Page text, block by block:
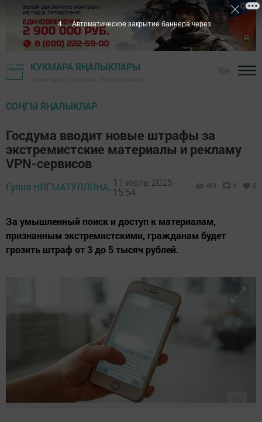
КУКМАРА ЯҢАЛЫКЛАРЫ
СОҢГЫ ЯҢАЛЫКЛАР
Госдума вводит новые штрафы за
экстремистские материалы и рекламу
VPN-сервисов
Гулия НИГМАТУЛЛИНА, 17 июль 2025 -
15:54
463 0 0
За умышленный поиск и доступ к материалам,
признанным экстремистскими, гражданам будет
грозить штраф от 3 до 5 тысяч рублей.
2 Автоматическое закрытие баннера через